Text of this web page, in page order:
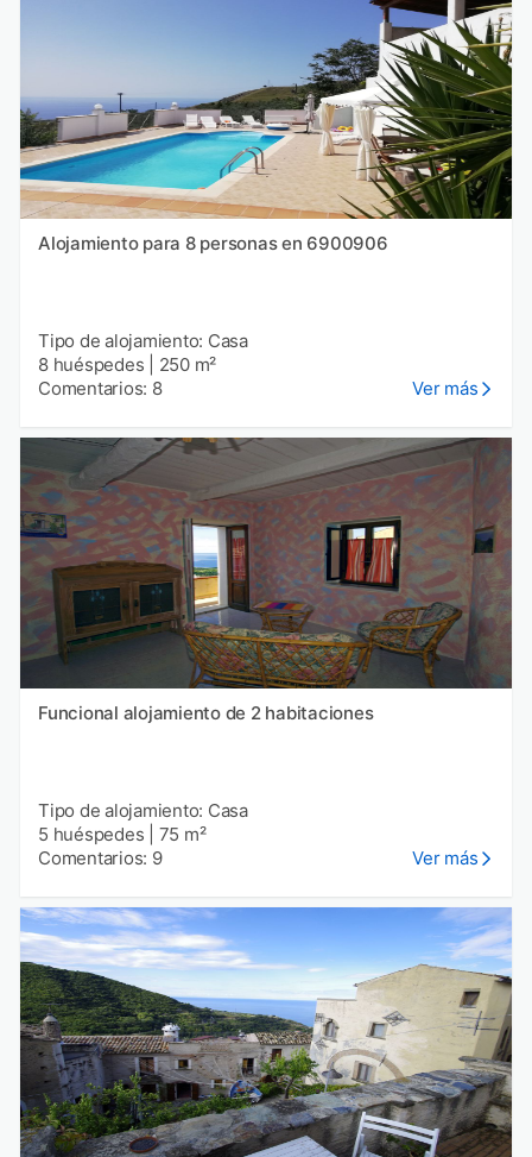
Alojamiento para 8 personas en 6900906
Tipo de alojamiento: Casa
8 huéspedes
250 m²
Comentarios: 8
Ver más
Funcional alojamiento de 2 habitaciones
Tipo de alojamiento: Casa
5 huéspedes
75 m²
Comentarios: 9
Ver más